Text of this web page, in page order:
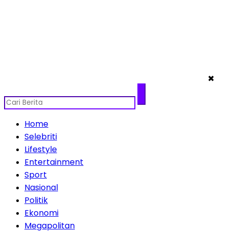
✖
Home
Selebriti
Lifestyle
Entertainment
Sport
Nasional
Politik
Ekonomi
Megapolitan